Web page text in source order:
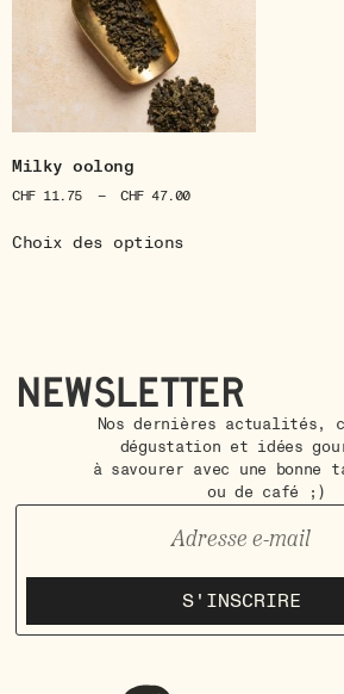
Milky oolong
CHF11.75 – CHF47.00
Choix des options
Newsletter
Nos dernières actualités,
dégustation et idées
à savourer avec une bonne
ou de café ;)
S'INSCRIRE